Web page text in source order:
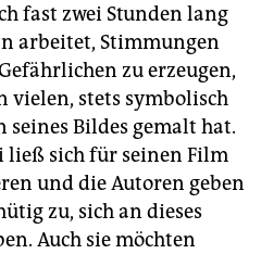
fast zwei Stunden lang
arbeitet, Stimmungen
zu erzeugen,
vielen, stets symbolisch
seines Bildes gemalt hat.
ließ sich für seinen Film
und die Autoren geben
zu, sich an dieses
Auch sie möchten